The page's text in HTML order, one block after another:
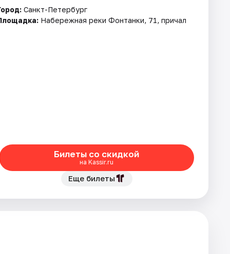
Санкт-Петербург
Набережная реки Фонтанки, 71, причал
Билеты со скидкой
на Kassir.ru
Еще билеты